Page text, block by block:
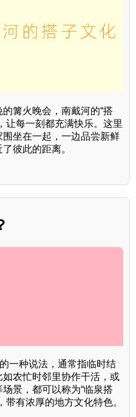
篝火晚会，南戴河的“搭
让每一刻都充满快乐。这里
坐在一起，一边品尝新鲜
彼此的距离。
一种说法，通常指临时结
农忙时邻里协作干活，或
景，都可以称为“临泉搭
带有浓厚的地方文化特色。